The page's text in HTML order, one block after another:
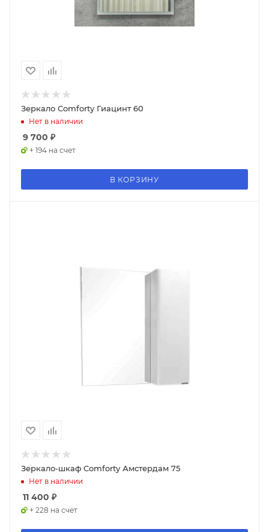
Зеркало Comforty Гиацинт 60
Нет в наличии
9 700 ₽
+ 194 на счет
В КОРЗИНУ
Зеркало-шкаф Comforty Амстердам 75
Нет в наличии
11 400 ₽
+ 228 на счет